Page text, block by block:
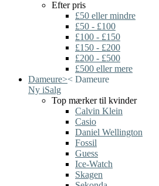
Efter pris
£50 eller mindre
£50 - £100
£100 - £150
£150 - £200
£200 - £500
£500 eller mere
Dameure>< Dameure
Ny iSalg
Top mærker til kvinder
Calvin Klein
Casio
Daniel Wellington
Fossil
Guess
Ice-Watch
Skagen